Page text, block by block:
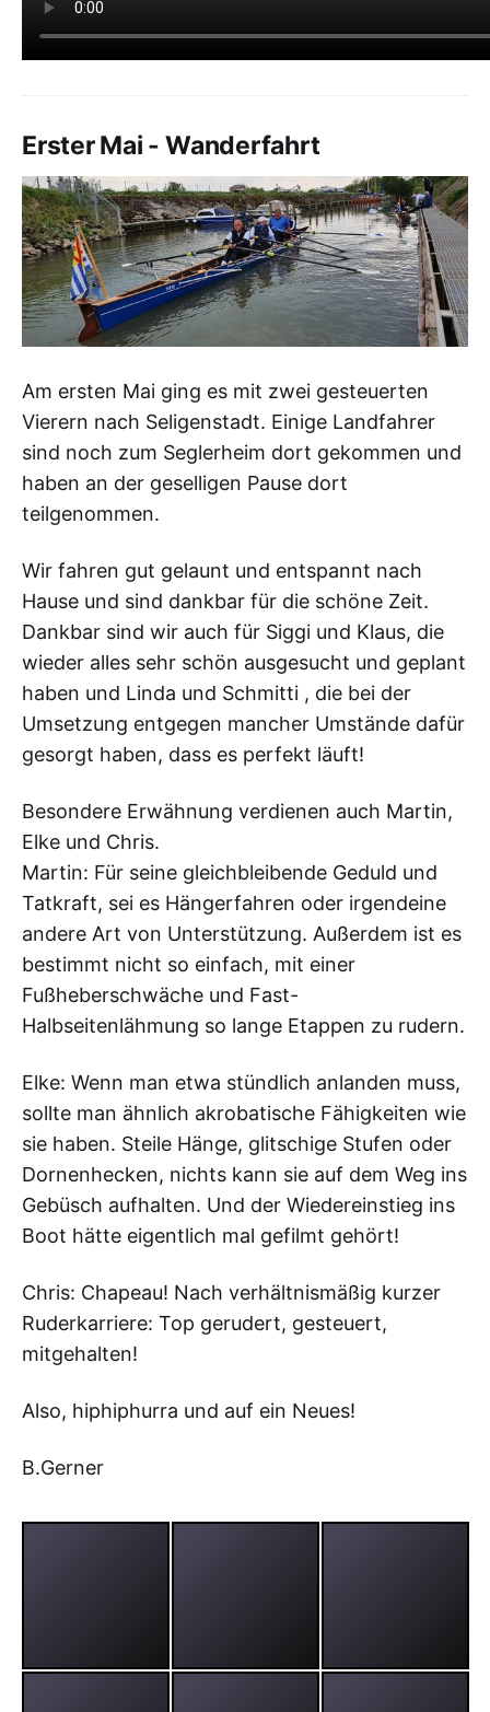
Erster Mai - Wanderfahrt
Am ersten Mai ging es mit zwei gesteuerten
Vierern nach Seligenstadt. Einige Landfahrer
sind noch zum Seglerheim dort gekommen und
haben an der geselligen Pause dort
teilgenommen.
Wir fahren gut gelaunt und entspannt nach
Hause und sind dankbar für die schöne Zeit.
Dankbar sind wir auch für Siggi und Klaus, die
wieder alles sehr schön ausgesucht und geplant
haben und Linda und Schmitti , die bei der
Umsetzung entgegen mancher Umstände dafür
gesorgt haben, dass es perfekt läuft!
Besondere Erwähnung verdienen auch Martin,
Elke und Chris.
Martin: Für seine gleichbleibende Geduld und
Tatkraft, sei es Hängerfahren oder irgendeine
andere Art von Unterstützung. Außerdem ist es
bestimmt nicht so einfach, mit einer
Fußheberschwäche und Fast-
Halbseitenlähmung so lange Etappen zu rudern.
Elke: Wenn man etwa stündlich anlanden muss,
sollte man ähnlich akrobatische Fähigkeiten wie
sie haben. Steile Hänge, glitschige Stufen oder
Dornenhecken, nichts kann sie auf dem Weg ins
Gebüsch aufhalten. Und der Wiedereinstieg ins
Boot hätte eigentlich mal gefilmt gehört!
Chris: Chapeau! Nach verhältnismäßig kurzer
Ruderkarriere: Top gerudert, gesteuert,
mitgehalten!
Also, hiphiphurra und auf ein Neues!
B.Gerner